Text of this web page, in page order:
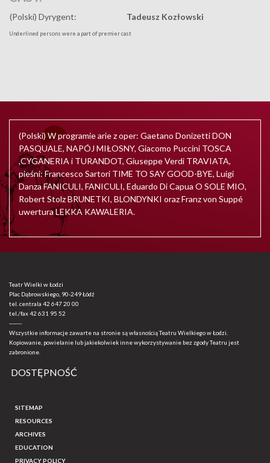
(Polski) Dyrygent: Tadeusz Kozłowski
Underlined persons were a part of premier cast
(Polski) W programie arie z oper: Gaetano Donizetti DON
PASQUALE, NAPÓJ MIŁOSNY, Giacomo Puccini TOSCA
,CYGANERIA i TURANDOT, Giuseppe Verdi TRAVIATA,
pieśni: Francesco Sartori TIME TO SAY GOOD-BYE, Luigi
Danza FANICULI, FANICULI, Eduardo Di Capua O SOLE MIO,
Robert Stolz BRUNETKI, BLONDYNKI oraz Franz von Suppé
uwertura LEKKA KAWALERIA.
Teatr Wielki w Łodzi
Plac Dąbrowskiego, 90-249 Łódź
tel. centrala 42 647 20 00
tel./fax42 631 95 52
-------
Wszystkie informacje zawarte na stronie są własnością Teatru Wielkiego w Łodzi.
Kopiowanie, powielanie lub jakiekolwiek inne wykorzystywanie bez zgody Teatru jest
zabronione.
DOSTĘPNOŚĆ
SITEMAP
RESOURCES
ARCHIVES
EDUCATION
PRIVACY POLICY